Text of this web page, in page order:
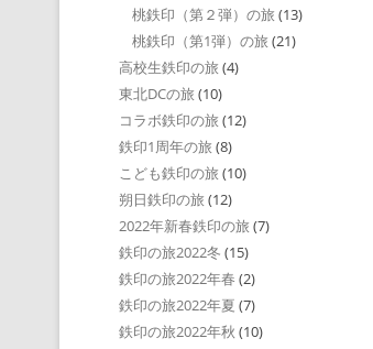
桃鉄印（第２弾）の旅 (13)
桃鉄印（第1弾）の旅 (21)
高校生鉄印の旅 (4)
東北DCの旅 (10)
コラボ鉄印の旅 (12)
鉄印1周年の旅 (8)
こども鉄印の旅 (10)
朔日鉄印の旅 (12)
2022年新春鉄印の旅 (7)
鉄印の旅2022冬 (15)
鉄印の旅2022年春 (2)
鉄印の旅2022年夏 (7)
鉄印の旅2022年秋 (10)